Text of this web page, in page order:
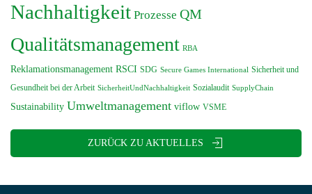
Nachhaltigkeit Prozesse QM
Qualitätsmanagement RBA
Reklamationsmanagement RSCI SDG Secure Games International Sicherheit und
Gesundheit bei der Arbeit SicherheitUndNachhaltigkeit Sozialaudit SupplyChain
Sustainability Umweltmanagement viflow VSME
ZURÜCK ZU AKTUELLES